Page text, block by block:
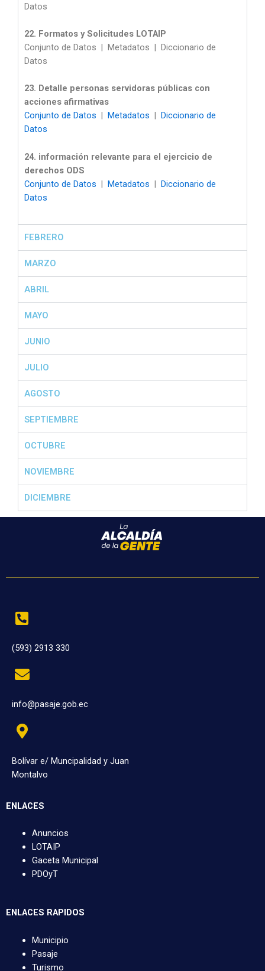
Datos
22. Formatos y Solicitudes LOTAIP
Conjunto de Datos | Metadatos | Diccionario de
Datos
23. Detalle personas servidoras públicas con
acciones afirmativas
Conjunto de Datos
Metadatos
Diccionario de
Datos
24. información relevante para el ejercicio de
derechos ODS
Conjunto de Datos | Metadatos | Diccionario de
Datos
FEBRERO
MARZO
ABRIL
MAYO
JUNIO
JULIO
AGOSTO
SEPTIEMBRE
OCTUBRE
NOVIEMBRE
DICIEMBRE
(593) 2913 330
info@pasaje.gob.ec
Bolívar e/ Muncipalidad y Juan
Montalvo
ENLACES
Anuncios
LOTAIP
Gaceta Municipal
PDOyT
ENLACES RAPIDOS
Municipio
Pasaje
Turismo